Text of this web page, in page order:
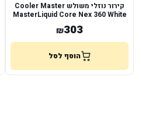
קירור נוזלי משולש Cooler Master
MasterLiquid Core Nex 360 White
₪303
הוסף לסל